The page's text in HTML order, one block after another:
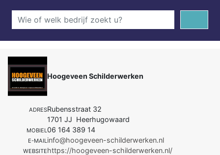
Hoogeveen Schilderwerken
ADRESRubensstraat 32
1701 JJ Heerhugowaard
MOBIEL06 164 389 14
E-MAILinfo@hoogeveen-schilderwerken.nl
WEBSITEhttps://hoogeveen-schilderwerken.nl/